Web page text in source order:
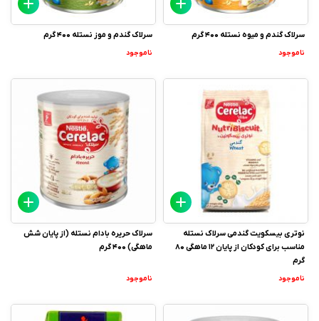
سرلاک گندم و میوه نستله 400 گرم
ناموجود
سرلاک گندم و موز نستله 400 گرم
ناموجود
نوتری بیسکویت گندمی سرلاک نستله
مناسب برای کودکان از پایان 12 ماهگی 80
گرم
ناموجود
سرلاک حریره بادام نستله (از پایان شش
ماهگی) 400 گرم
ناموجود